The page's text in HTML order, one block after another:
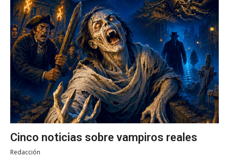
Cinco noticias sobre vampiros reales
Redacción